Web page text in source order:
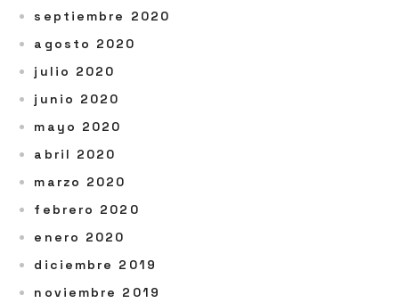
septiembre 2020
agosto 2020
julio 2020
junio 2020
mayo 2020
abril 2020
marzo 2020
febrero 2020
enero 2020
diciembre 2019
noviembre 2019